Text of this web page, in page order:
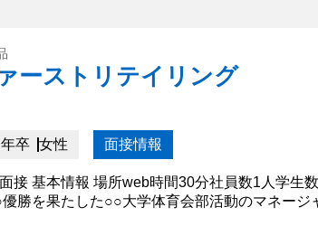
ーストリテイリング
卒 女性 面接情報
接 基本情報 場所web時間30分社員数1人学生
勝を果たした○○大学体育会部活動のマネー